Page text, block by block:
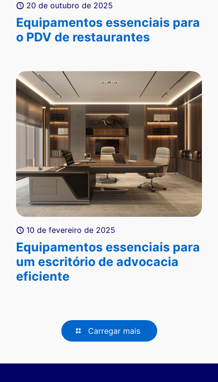
20 de outubro de 2025
Equipamentos essenciais para
o PDV de restaurantes
10 de fevereiro de 2025
Equipamentos essenciais para
um escritório de advocacia
eficiente
Carregar mais